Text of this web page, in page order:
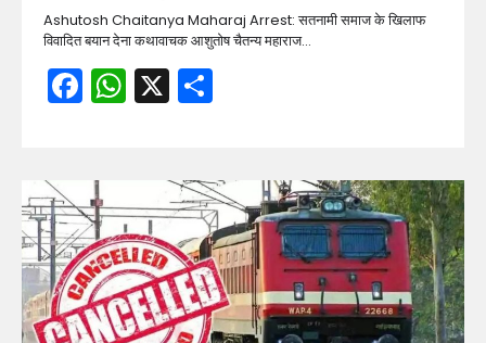
Ashutosh Chaitanya Maharaj Arrest: सतनामी समाज के खिलाफ
विवादित बयान देना कथावाचक आशुतोष चैतन्य महाराज…
Facebook
WhatsApp
X